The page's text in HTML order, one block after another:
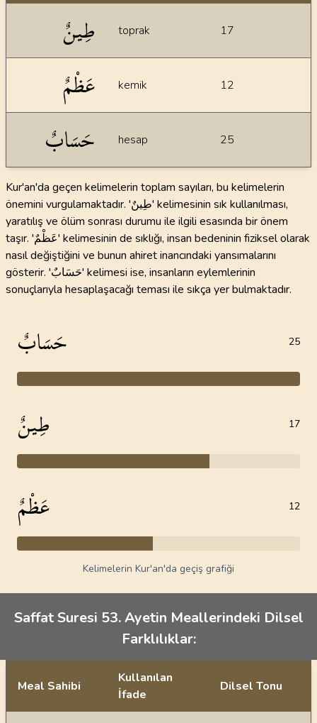
طِينٌ toprak 17
عَظْمٌ kemik 12
حَسَابٌ hesap 25
Kur'an'da geçen kelimelerin toplam sayıları, bu kelimelerin
önemini vurgulamaktadır. 'طِينٌ' kelimesinin sık kullanılması,
yaratılış ve ölüm sonrası durumu ile ilgili esasında bir önem
taşır. 'عَظْمٌ' kelimesinin de sıklığı, insan bedeninin fiziksel olarak
nasıl değiştiğini ve bunun ahiret inancındaki yansımalarını
gösterir. 'حَسَابٌ' kelimesi ise, insanların eylemlerinin
sonuçlarıyla hesaplaşacağı teması ile sıkça yer bulmaktadır.
حَسَابٌ 25
طِينٌ 17
عَظْمٌ 12
Kelimelerin Kur'an'da geçiş grafiği
Saffat Suresi 53. Ayetin Meallerindeki Dilsel
Farklılıklar:
Meal Sahibi
Kullanılan
İfade
Dilsel Tonu